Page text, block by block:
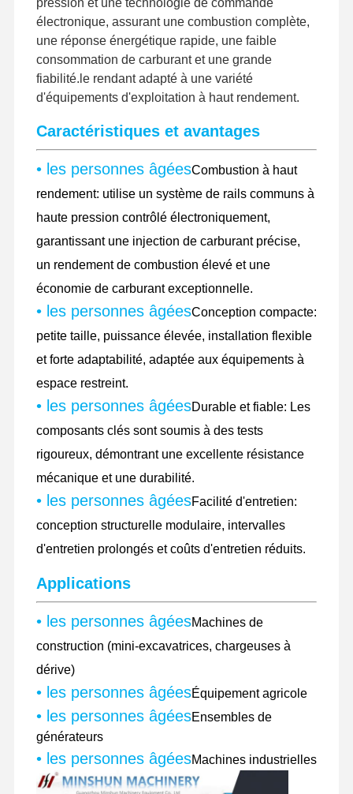
VR
Nous
Visite De
L'usine
Contrôle
Qualité
Contactez-
Nouvelles
Les Affaires
Perkins Engine
Moteur Yanmar
Moteur Kubota
Moteur Isuzu
Moteur Cummins
électronique, assurant une combustion complète,
une réponse énergétique rapide, une faible
consommation de carburant et une grande
fiabilité.le rendant adapté à une variété
d'équipements d'exploitation à haut rendement.
Caractéristiques et avantages
• les personnes âgéesCombustion à haut
rendement: utilise un système de rails communs à
haute pression contrôlé électroniquement,
garantissant une injection de carburant précise,
un rendement de combustion élevé et une
économie de carburant exceptionnelle.
• les personnes âgéesConception compacte:
petite taille, puissance élevée, installation flexible
et forte adaptabilité, adaptée aux équipements à
espace restreint.
• les personnes âgéesDurable et fiable: Les
composants clés sont soumis à des tests
rigoureux, démontrant une excellente résistance
mécanique et une durabilité.
• les personnes âgéesFacilité d'entretien:
conception structurelle modulaire, intervalles
d'entretien prolongés et coûts d'entretien réduits.
Applications
• les personnes âgéesMachines de
construction (mini-excavatrices, chargeuses à
dérive)
• les personnes âgéesÉquipement agricole
• les personnes âgéesEnsembles de
générateurs
• les personnes âgéesMachines industrielles